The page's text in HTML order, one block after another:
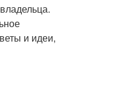
и идеи,